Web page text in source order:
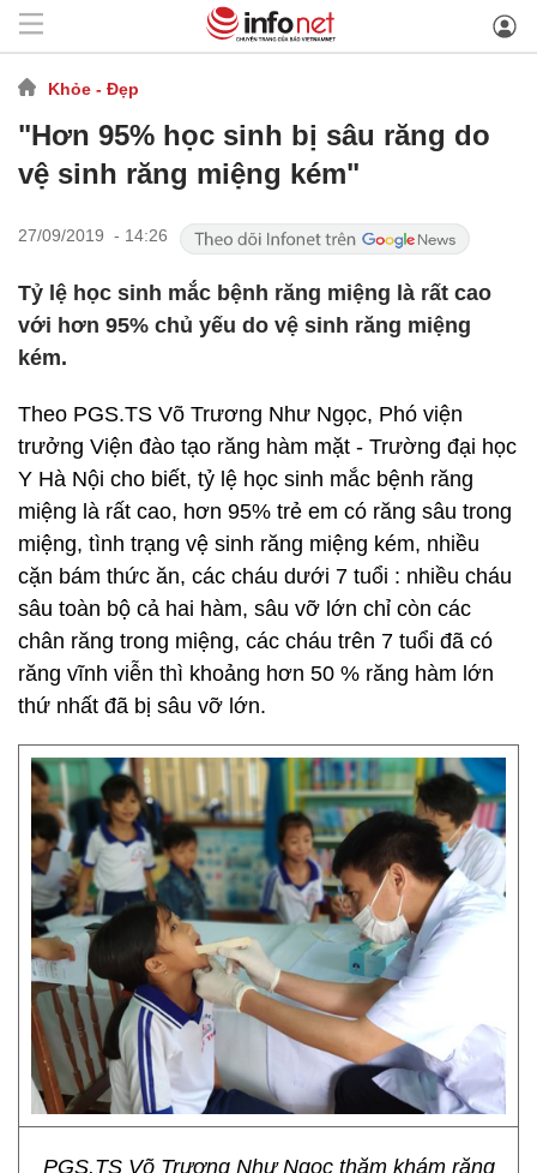
Khỏe - Đẹp
"Hơn 95% học sinh bị sâu răng do
vệ sinh răng miệng kém"
27/09/2019 - 14:26
Tỷ lệ học sinh mắc bệnh răng miệng là rất cao
với hơn 95% chủ yếu do vệ sinh răng miệng
kém.
Theo PGS.TS Võ Trương Như Ngọc, Phó viện
trưởng Viện đào tạo răng hàm mặt - Trường đại học
Y Hà Nội cho biết, tỷ lệ học sinh mắc bệnh răng
miệng là rất cao, hơn 95% trẻ em có răng sâu trong
miệng, tình trạng vệ sinh răng miệng kém, nhiều
cặn bám thức ăn, các cháu dưới 7 tuổi : nhiều cháu
sâu toàn bộ cả hai hàm, sâu vỡ lớn chỉ còn các
chân răng trong miệng, các cháu trên 7 tuổi đã có
răng vĩnh viễn thì khoảng hơn 50 % răng hàm lớn
thứ nhất đã bị sâu vỡ lớn.
PGS.TS Võ Trương Như Ngọc thăm khám răng